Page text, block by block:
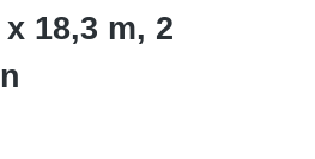
18,3 m, 2